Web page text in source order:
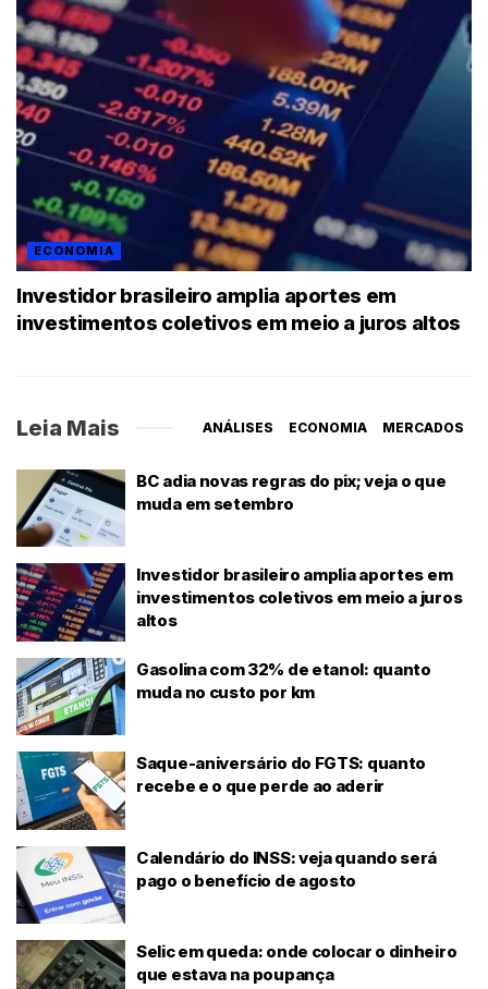
ECONOMIA
Investidor brasileiro amplia aportes em
investimentos coletivos em meio a juros altos
Leia Mais ANÁLISES ECONOMIA MERCADOS
BC adia novas regras do pix; veja o que
muda em setembro
Investidor brasileiro amplia aportes em
investimentos coletivos em meio a juros
altos
Gasolina com 32% de etanol: quanto
muda no custo por km
Saque-aniversário do FGTS: quanto
recebe e o que perde ao aderir
Calendário do INSS: veja quando será
pago o benefício de agosto
Selic em queda: onde colocar o dinheiro
que estava na poupança